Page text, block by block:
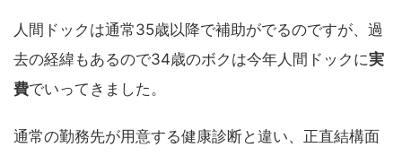
人間ドックは通常35歳以降で補助がでるのですが、過
去の経緯もあるので34歳のボクは今年人間ドックに実
費でいってきました。
通常の勤務先が用意する健康診断と違い、正直結構面